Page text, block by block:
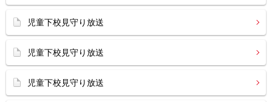
児童下校見守り放送
児童下校見守り放送
児童下校見守り放送